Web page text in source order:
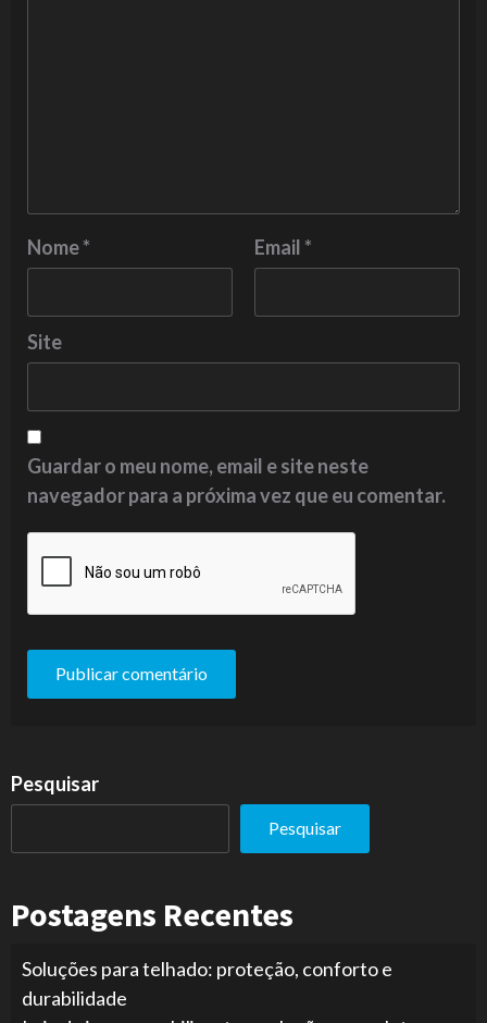
Nome* Email*
Site
Guardar o meu nome, email e site neste
navegador para a próxima vez que eu comentar.
Pesquisar
Pesquisar
Postagens Recentes
Soluções para telhado: proteção, conforto e
durabilidade